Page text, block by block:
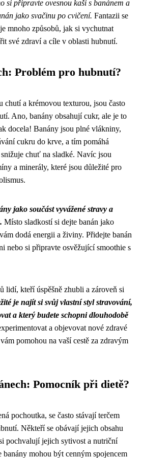
si připravte ovesnou kaši s banánem a
jako svačinu po cvičení. Fantazii se
mnoho způsobů, jak si vychutnat
své zdraví a cíle v oblasti hubnutí.
Problém pro hubnutí?
chutí a krémovou texturou, jsou často
Ano, banány obsahují cukr, ale je to
docela! Banány jsou plné vlákniny,
cukru do krve, a tím pomáhá
chuť na sladké. Navíc jsou
a minerály, které jsou důležité pro
jako součást vyvážené stravy a
Místo sladkostí si dejte banán jako
dodá energii a živiny. Přidejte banán
nebo si připravte osvěžující smoothie s
lidí, kteří úspěšně zhubli a zároveň si
je najít si svůj vlastní styl stravování,
a který budete schopni dlouhodobě
a objevovat nové zdravé
pomohou na vaší cestě za zdravým
Pomocník při dietě?
pochoutka, se často stávají terčem
Někteří se obávají jejich obsahu
pochvalují jejich sytivost a nutriční
banány mohou být cenným spojencem